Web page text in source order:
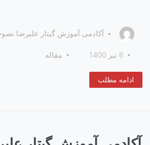
آکادمی آموزش گیتار علیرضا
6 تیر 1400 مقاله
ادامه مطلب